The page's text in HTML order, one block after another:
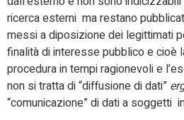
ricerca esterni ma restano
messi a diposizione dei legittimati
finalità di interesse pubblico e cioè
procedura in tempi ragionevoli e
non si tratta di “diffusione di dati”
“comunicazione” di dati a soggetti